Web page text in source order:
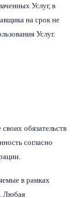
Услуг, в
на срок не
Услуг.
обязательств
согласно
в рамках
Любая